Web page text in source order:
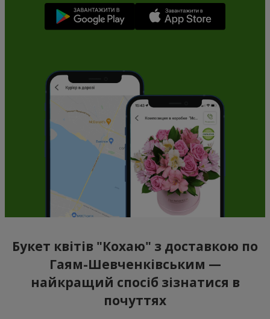
Букет квітів "Кохаю" з доставкою по
Гаям-Шевченківським —
найкращий спосіб зізнатися в
почуттях